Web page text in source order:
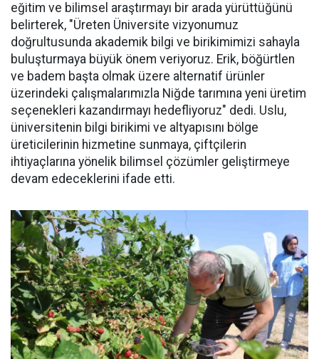
eğitim ve bilimsel araştırmayı bir arada yürüttüğünü
belirterek, "Üreten Üniversite vizyonumuz
doğrultusunda akademik bilgi ve birikimimizi sahayla
buluşturmaya büyük önem veriyoruz. Erik, böğürtlen
ve badem başta olmak üzere alternatif ürünler
üzerindeki çalışmalarımızla Niğde tarımına yeni üretim
seçenekleri kazandırmayı hedefliyoruz" dedi. Uslu,
üniversitenin bilgi birikimi ve altyapısını bölge
üreticilerinin hizmetine sunmaya, çiftçilerin
ihtiyaçlarına yönelik bilimsel çözümler geliştirmeye
devam edeceklerini ifade etti.